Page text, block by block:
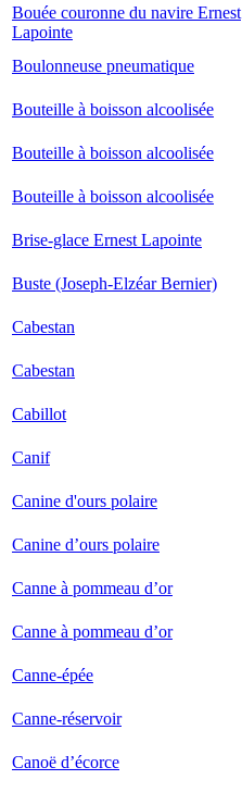
Bouée couronne du navire Ernest
Lapointe
Boulonneuse pneumatique
Bouteille à boisson alcoolisée
Bouteille à boisson alcoolisée
Bouteille à boisson alcoolisée
Brise-glace Ernest Lapointe
Buste (Joseph-Elzéar Bernier)
Cabestan
Cabestan
Cabillot
Canif
Canine d'ours polaire
Canine d’ours polaire
Canne à pommeau d’or
Canne à pommeau d’or
Canne-épée
Canne-réservoir
Canoë d’écorce